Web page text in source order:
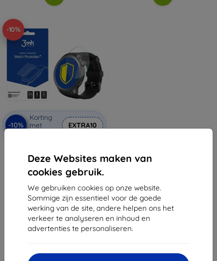
Deze Websites maken van
cookies gebruik.
We gebruiken cookies op onze website.
Sommige zijn essentieel voor de goede
werking van de site, andere helpen ons het
verkeer te analyseren en inhoud en
advertenties te personaliseren.
-10%
-10%
Korting
met
EXTRA10
gehard beschermglas voor
Amazfit Balance Watch
€ 11,89
€ 10,71
Op voorraad: > 5 stuks
Van totaal